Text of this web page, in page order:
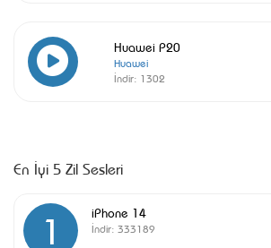
Huawei P20
Huawei
İndir: 1302
En İyi 5 Zil Sesleri
1 iPhone 14
İndir: 333189